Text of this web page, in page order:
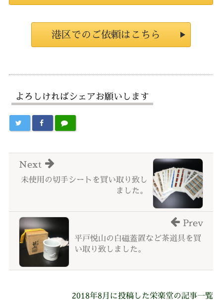
港区でのご依頼はこちら
よろしければシェアお願いします
未使用の切手シートを買い取り致し
ました。
Next
平戸悦山の白磁蓋置など茶道具を買
い取り致しました。
Prev
2018年8月に投稿した栄楽堂の記事一覧